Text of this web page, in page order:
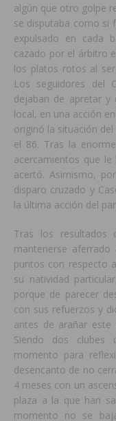
algún que otro golpe
se disputaba como si
expulsado en cada
cazado por el árbitro
los platos rotos al
Los seguidores del
dejaban de apretar y
local, en una acción
originó la situación
el 86. Tras la
acercamientos que
acertó. Asimismo,
disparo cruzado y
la última acción del
Tras los resultados
mantenerse
puntos con respecto
su natividad
porque de parecer
con sus refuerzos y
antes de arañar este
Siendo dos clubes
momento para
desencanto de no
4 meses con un
plaza a la que han
momento no se